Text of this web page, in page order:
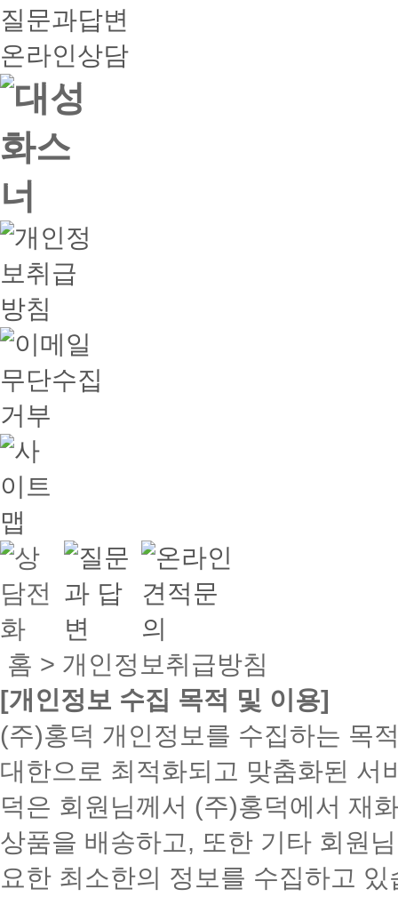
질문과답변
온라인상담
홈 > 개인정보취급방침
[개인정보 수집 목적 및 이용]
(주)홍덕 개인정보를 수집하는 목
대한으로 최적화되고 맞춤화된 서
덕은 회원님께서 (주)홍덕에서 재
상품을 배송하고, 또한 기타 회원
요한 최소한의 정보를 수집하고 있